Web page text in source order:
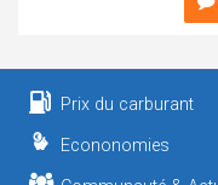
Prix du carburant
Econonomies